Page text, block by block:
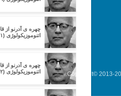
چهره ی آدرنو از
اتنوموزیکولوژی (۱۱)
چهره ی آدرنو از
اتنوموزیکولوژی (۱۲)
Copyright© 2013-